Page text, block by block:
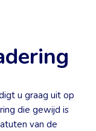
u graag uit op
die gewijd is
van de